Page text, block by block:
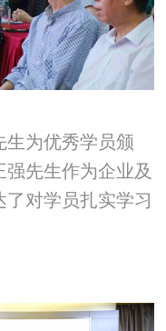
生为优秀学员颁
先生作为企业及
对学员扎实学习